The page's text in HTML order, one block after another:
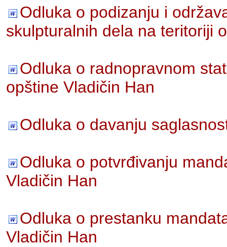
Odluka o podizanju i
skulpturalnih dela na teritoriji
Odluka o radnopravnom
opštine Vladičin Han
Odluka o davanju
Odluka o potvrđivanju
Vladičin Han
Odluka o prestanku
Vladičin Han